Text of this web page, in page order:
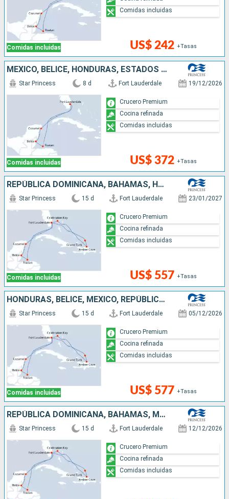
Comidas incluidas US$ 242 +Tasas
Comidas incluidas
MÉXICO, BELICE, HONDURAS, ESTADOS UNIDOS
Comidas incluidas
Star Princess 8 d Fort Lauderdale 19/12/2026
US$ 372 +Tasas
Crucero Premium
Cocina refinada
Comidas incluidas
REPÚBLICA DOMINICANA, BAHAMAS, HONDURAS, BELICE, MÉXICO, ESTADOS UNIDOS
Comidas incluidas
Star Princess 15 d Fort Lauderdale 23/01/2027
US$ 557 +Tasas
Crucero Premium
Cocina refinada
Comidas incluidas
HONDURAS, BELICE, MÉXICO, REPÚBLICA DOMINICANA, BAHAMAS, ESTADOS UNIDOS
Comidas incluidas
Star Princess 15 d Fort Lauderdale 05/12/2026
US$ 577 +Tasas
Crucero Premium
Cocina refinada
Comidas incluidas
REPÚBLICA DOMINICANA, BAHAMAS, MÉXICO, BELICE, HONDURAS, ESTADOS UNIDOS
Star Princess 15 d Fort Lauderdale 12/12/2026
Crucero Premium
Cocina refinada
Comidas incluidas